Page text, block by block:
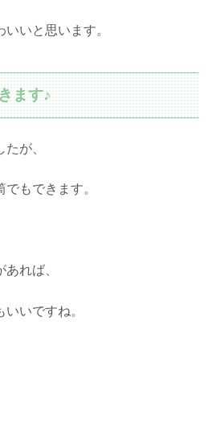
いと思います。
ます♪
が、
もできます。
れば、
いですね。